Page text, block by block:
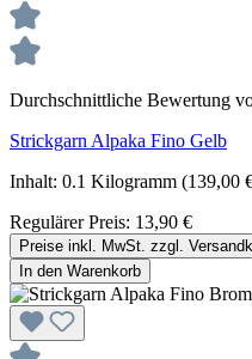
Durchschnittliche Bewertung
Strickgarn Alpaka Fino Gelb
Inhalt: 0.1 Kilogramm (139,00
Regulärer Preis: 13,90 €
Preise inkl. MwSt. zzgl.
In den Warenkorb